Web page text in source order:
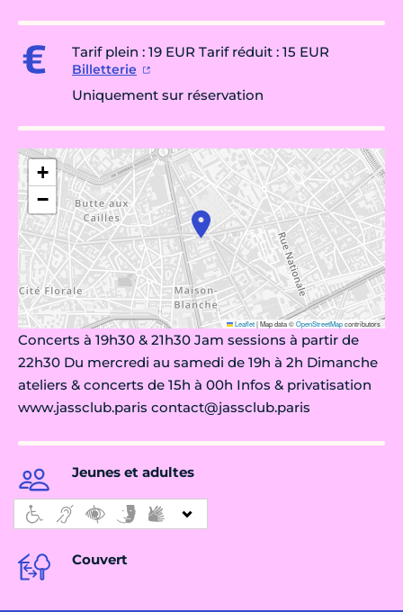
Tarif plein : 19 EUR Tarif réduit : 15 EUR
Billetterie
Uniquement sur réservation
+
−
Leaflet|Map data ©OpenStreetMapcontributors
Concerts à 19h30 & 21h30 Jam sessions à partir de
22h30 Du mercredi au samedi de 19h à 2h Dimanche
ateliers & concerts de 15h à 00h Infos & privatisation
www.jassclub.paris contact@jassclub.paris
Jeunes et adultes
Couvert